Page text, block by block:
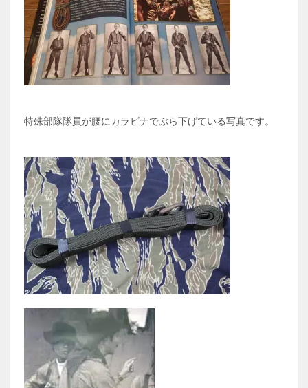
特殊部隊隊員が腰にカラビナでぶら下げている写真です。